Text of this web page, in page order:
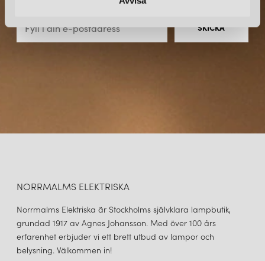
NORRMALMS ELEKTRISKA
Norrmalms Elektriska är Stockholms självklara lampbutik,
grundad 1917 av Agnes Johansson. Med över 100 års
erfarenhet erbjuder vi ett brett utbud av lampor och
belysning. Välkommen in!